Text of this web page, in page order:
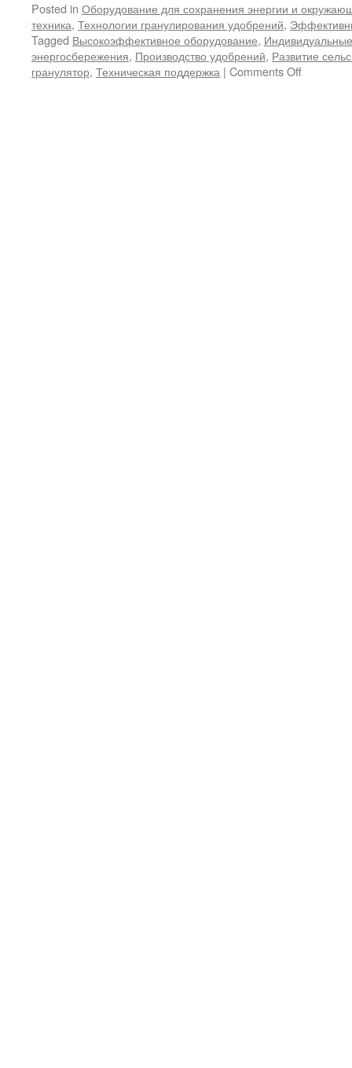
Posted in Оборудование для сохранения энергии и
техника, Технологии гранулирования удобрений,
Tagged Высокоэффективное оборудование,
энергосбережения, Производство удобрений, Развитие
гранулятор, Техническая поддержка | Comments Offon